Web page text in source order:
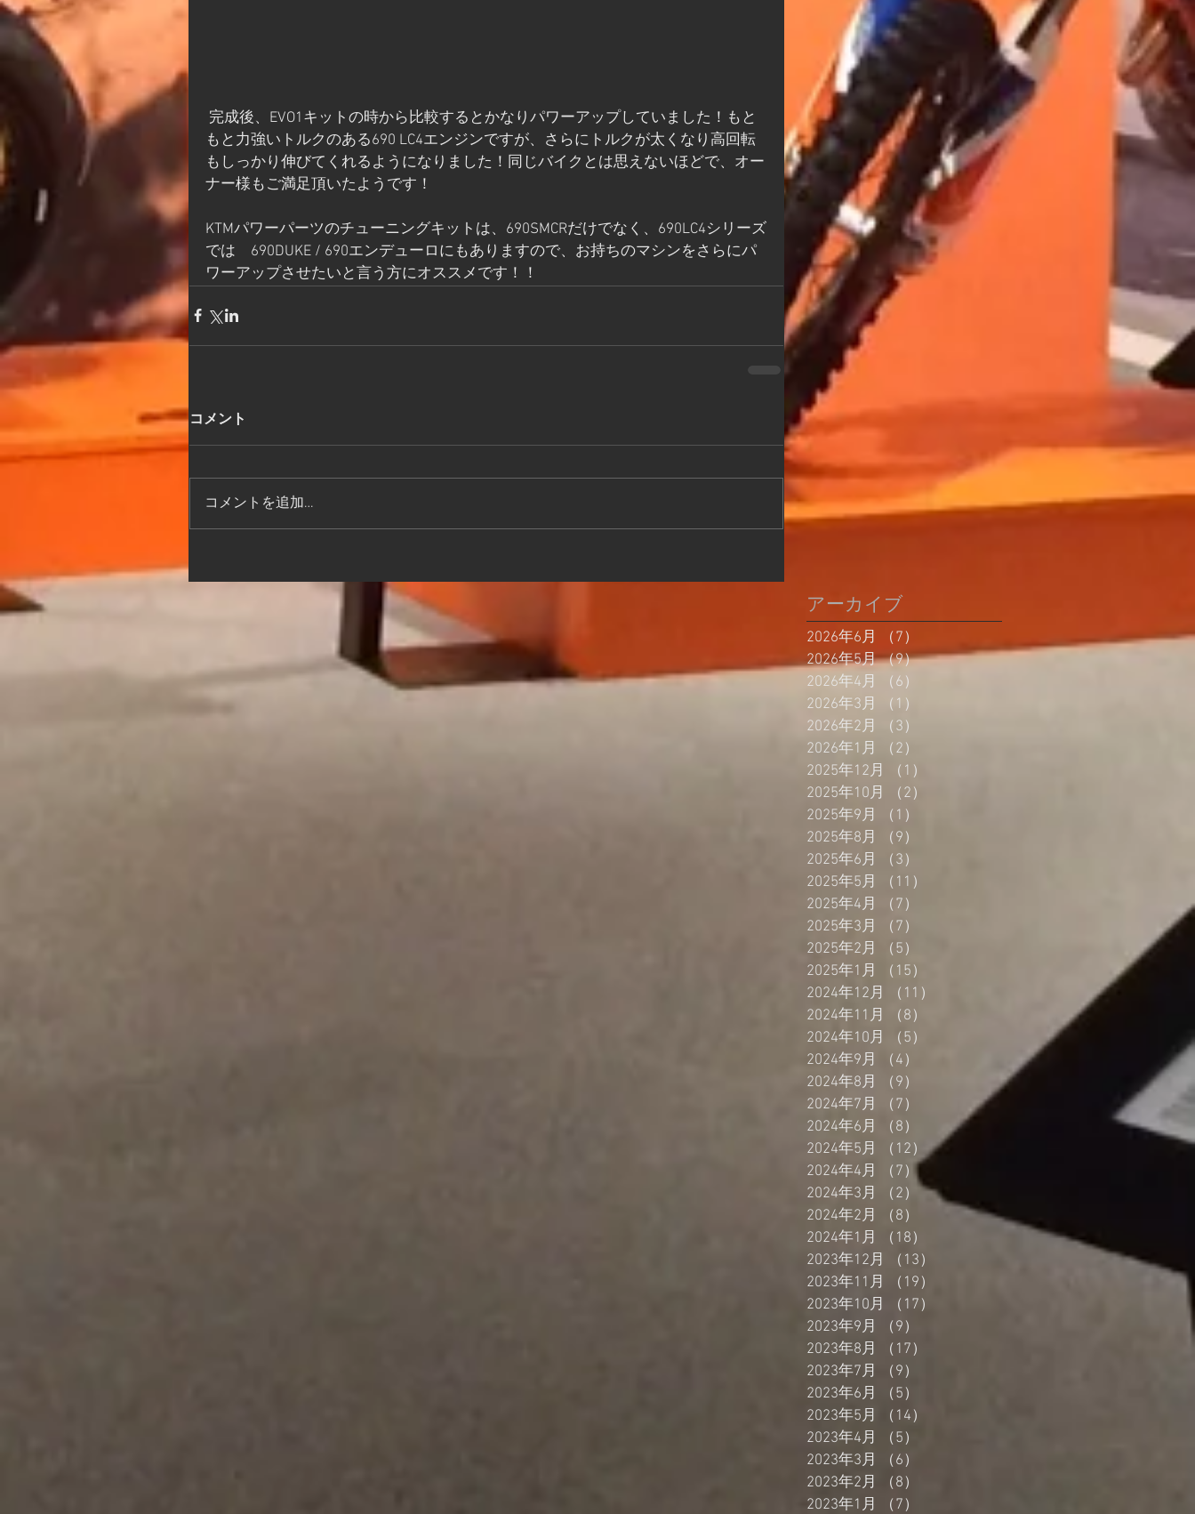
もと力強いトルクのある690 LC4エンジンですが、さらにトルクが太くなり高回転
もしっかり伸びてくれるようになりました！同じバイクとは思えないほどで、オー
ナー様もご満足頂いたようです！
KTMパワーパーツのチューニングキットは、690SMCRだけでなく、690LC4シリーズ
では　690DUKE / 690エンデューロにもありますので、お持ちのマシンをさらにパ
ワーアップさせたいと言う方にオススメです！！
コメント
コメントを追加…
アーカイブ
2026年6月 （7）
2026年5月 （9）9件の記事
2026年4月
（6）
2026年3月
（1）
2026年2月
（3）
2026年1月
（2）
2025年12月
（1）
2025年10月
（2）
2025年9月
（1）
2025年8月
（9）
2025年6月
（3）
2025年5月
（11）
2025年4月
（7）
2025年3月
（7）
2025年2月
（5）
2025年1月
（15）
2024年12月
（11）
2024年11月
（8）
2024年10月
（5）
2024年9月
（4）
2024年8月
（9）
2024年7月
（7）
7件の記事
2024年6月
（8）
8件の記事
2024年5月
（12） 12件の記事
2024年4月
（7）
2024年3月
（2）
2件の記事
2024年2月
（8）
8件の記事
2024年1月
（18）
2023年12月
（13）
2023年11月
（19）
2023年10月
（17）
2023年9月
（9）
2023年8月
（17）
2023年7月
（9）
2023年6月
（5）
2023年5月
（14）
2023年4月
（5）
2023年3月
（6）
2023年2月
（8）
2023年1月
（7）